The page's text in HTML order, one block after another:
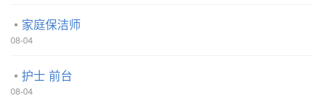
家庭保洁师
08-04
护士 前台
08-04